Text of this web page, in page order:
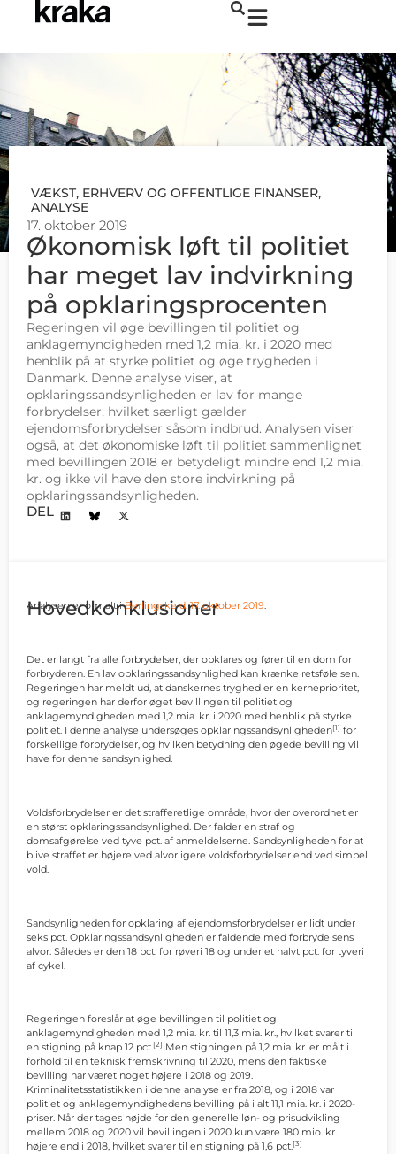
VÆKST, ERHVERV OG OFFENTLIGE FINANSER,
ANALYSE
17. oktober 2019
Økonomisk løft til politiet
har meget lav indvirkning
på opklaringsprocenten
Regeringen vil øge bevillingen til politiet og
anklagemyndigheden med 1,2 mia. kr. i 2020 med
henblik på at styrke politiet og øge trygheden i
Danmark. Denne analyse viser, at
opklaringssandsynligheden er lav for mange
forbrydelser, hvilket særligt gælder
ejendomsforbrydelser såsom indbrud. Analysen viser
også, at det økonomiske løft til politiet sammenlignet
med bevillingen 2018 er betydeligt mindre end 1,2 mia.
kr. og ikke vil have den store indvirkning på
opklaringssandsynligheden.
DEL
Hovedkonklusioner
Analysen er omtalt iBerlingske d. 17. oktober 2019.
Det er langt fra alle forbrydelser, der opklares og fører til en dom for
forbryderen. En lav opklaringssandsynlighed kan krænke retsfølelsen.
Regeringen har meldt ud, at danskernes tryghed er en kerneprioritet,
og regeringen har derfor øget bevillingen til politiet og
anklagemyndigheden med 1,2 mia. kr. i 2020 med henblik på styrke
politiet. I denne analyse undersøges opklaringssandsynligheden[1] for
forskellige forbrydelser, og hvilken betydning den øgede bevilling vil
have for denne sandsynlighed.
Voldsforbrydelser er det strafferetlige område, hvor der overordnet er
en størst opklaringssandsynlighed. Der falder en straf og
domsafgørelse ved tyve pct. af anmeldelserne. Sandsynligheden for at
blive straffet er højere ved alvorligere voldsforbrydelser end ved simpel
vold.
Sandsynligheden for opklaring af ejendomsforbrydelser er lidt under
seks pct. Opklaringssandsynligheden er faldende med forbrydelsens
alvor. Således er den 18 pct. for røveri 18 og under et halvt pct. for tyveri
af cykel.
Regeringen foreslår at øge bevillingen til politiet og
anklagemyndigheden med 1,2 mia. kr. til 11,3 mia. kr., hvilket svarer til
en stigning på knap 12 pct.[2] Men stigningen på 1,2 mia. kr. er målt i
forhold til en teknisk fremskrivning til 2020, mens den faktiske
bevilling har været noget højere i 2018 og 2019.
Kriminalitetsstatistikken i denne analyse er fra 2018, og i 2018 var
politiet og anklagemyndighedens bevilling på i alt 11,1 mia. kr. i 2020-
priser. Når der tages højde for den generelle løn- og prisudvikling
mellem 2018 og 2020 vil bevillingen i 2020 kun være 180 mio. kr.
højere end i 2018, hvilket svarer til en stigning på 1,6 pct.[3]